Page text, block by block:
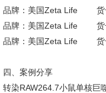
品牌：美国Zeta Life
品牌：美国Zeta Life
品牌：美国Zeta Life
四、案例分享
转染RAW264.7小鼠单核巨